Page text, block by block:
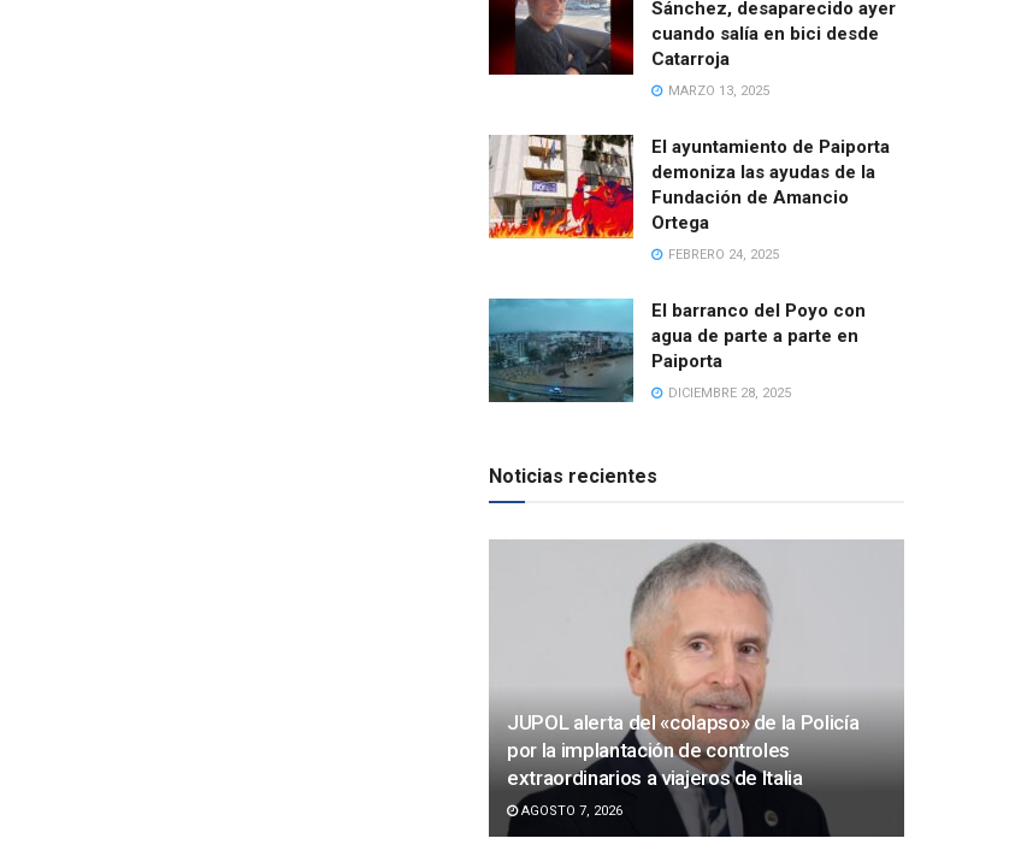
Sánchez, desaparecido ayer
cuando salía en bici desde
Catarroja
MARZO 13, 2025
El ayuntamiento de Paiporta
demoniza las ayudas de la
Fundación de Amancio
Ortega
FEBRERO 24, 2025
El barranco del Poyo con
agua de parte a parte en
Paiporta
DICIEMBRE 28, 2025
Noticias recientes
JUPOL alerta del «colapso» de la Policía
por la implantación de controles
extraordinarios a viajeros de Italia
AGOSTO 7, 2026